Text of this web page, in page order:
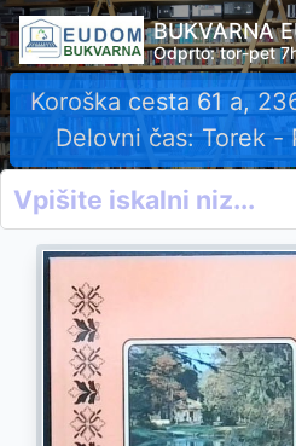
BUKVARNA
Odprto: tor-pet
Koroška cesta 61 a,
Delovni čas: Torek -